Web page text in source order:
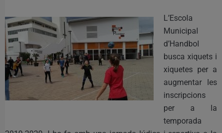
L’Escola
Municipal
d’Handbol
busca xiquets i
xiquetes per a
augmentar les
inscripcions
per a la
temporada